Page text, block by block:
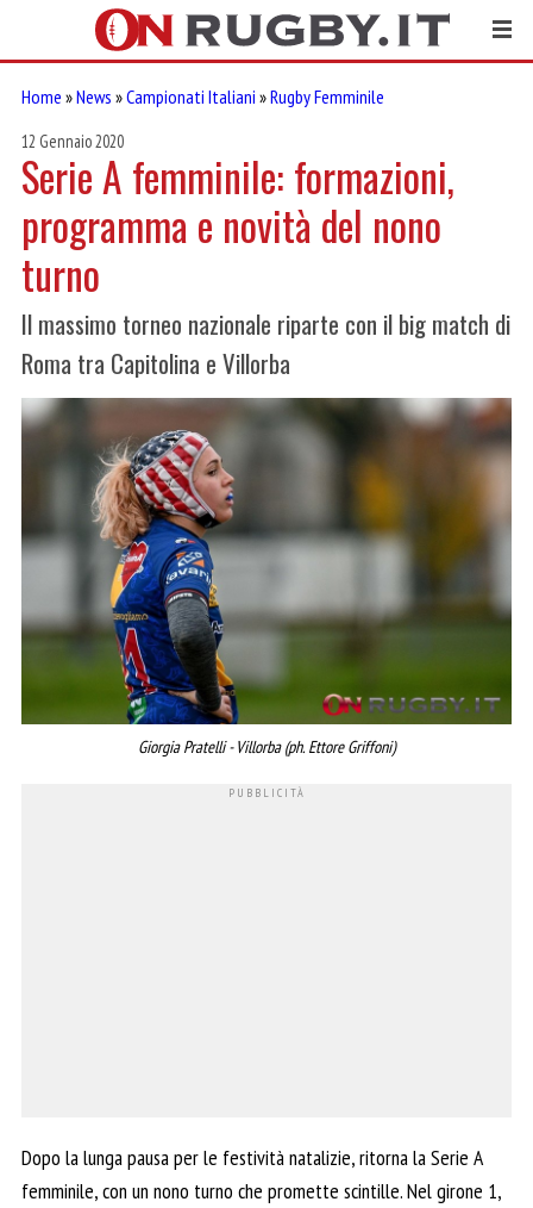
Home »News »Campionati Italiani »Rugby Femminile
12 Gennaio 2020
Serie A femminile: formazioni,
programma e novità del nono
turno
Il massimo torneo nazionale riparte con il big match di
Roma tra Capitolina e Villorba
Giorgia Pratelli - Villorba (ph. Ettore Griffoni)
Dopo la lunga pausa per le festività natalizie, ritorna la Serie A
femminile, con un nono turno che promette scintille. Nel girone 1,